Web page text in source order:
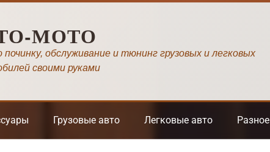
МОТО
починку, обслуживание и тюнинг грузовых и легковых
своими руками
Грузовые авто Легковые авто Разное